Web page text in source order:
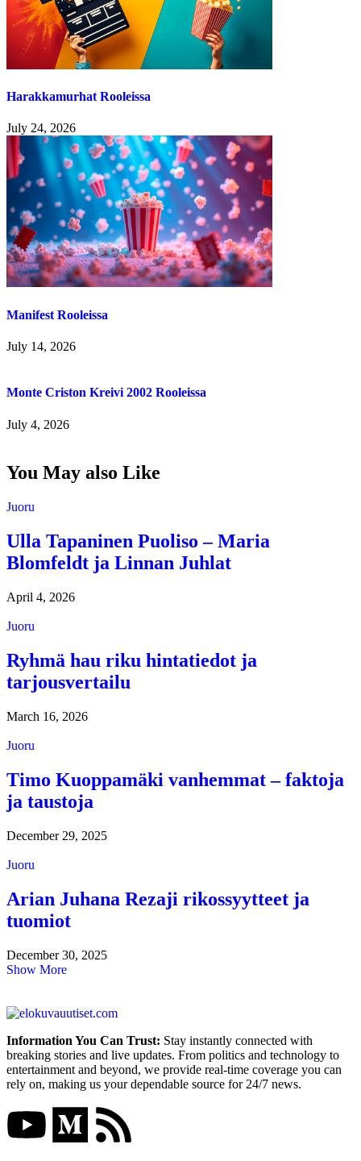
Harakkamurhat Rooleissa
July 24, 2026
Manifest Rooleissa
July 14, 2026
Monte Criston Kreivi 2002 Rooleissa
July 4, 2026
You May also Like
Juoru
Ulla Tapaninen Puoliso – Maria
Blomfeldt ja Linnan Juhlat
April 4, 2026
Juoru
Ryhmä hau riku hintatiedot ja
tarjousvertailu
March 16, 2026
Juoru
Timo Kuoppamäki vanhemmat – faktoja
ja taustoja
December 29, 2025
Juoru
Arian Juhana Rezaji rikossyytteet ja
tuomiot
December 30, 2025
Show More
Information You Can Trust: Stay instantly connected with
breaking stories and live updates. From politics and technology to
entertainment and beyond, we provide real-time coverage you can
rely on, making us your dependable source for 24/7 news.